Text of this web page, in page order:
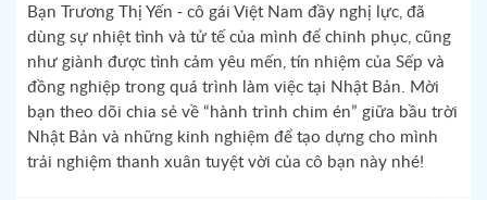
Bạn Trương Thị Yến - cô gái Việt Nam đầy nghị lực, đã
dùng sự nhiệt tình và tử tế của mình để chinh phục, cũng
như giành được tình cảm yêu mến, tín nhiệm của Sếp và
đồng nghiệp trong quá trình làm việc tại Nhật Bản. Mời
bạn theo dõi chia sẻ về “hành trình chim én” giữa bầu trời
Nhật Bản và những kinh nghiệm để tạo dựng cho mình
trải nghiệm thanh xuân tuyệt vời của cô bạn này nhé!